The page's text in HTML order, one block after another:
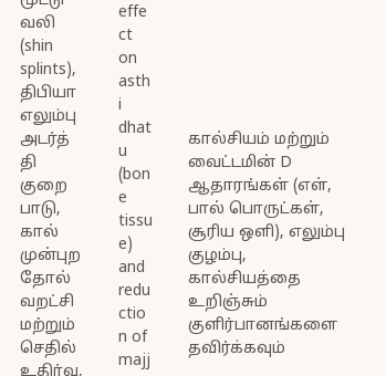
வலி
(shin
splints),
திபியா
எலும்பு
அடர்த்
தி
குறை
பாடு,
கால்
முன்புற
தோல்
வறட்சி
மற்றும்
செதில்
உதிர்வு,
effe
ct
on
asth
i
dhat
u
(bon
e
tissu
e)
and
redu
ctio
n of
majj
கால்சியம் மற்றும்
வைட்டமின் D
ஆதாரங்கள் (எள்,
பால் பொருட்கள்,
சூரிய ஒளி), எலும்பு
குழம்பு,
கால்சியத்தை
உறிஞ்சும்
குளிர்பானங்களை
தவிர்க்கவும்